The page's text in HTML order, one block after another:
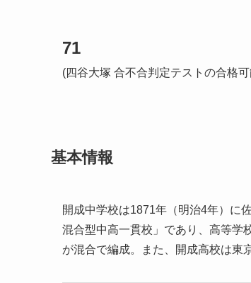
71
(四谷大塚 合不合判定テストの合格
基本情報
開成中学校は1871年（明治4年）に
混合型中高一貫校」であり、高等学
が混合で編成。また、開成高校は東